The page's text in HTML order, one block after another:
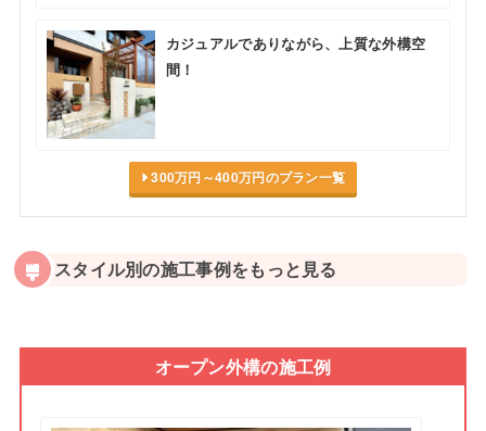
カジュアルでありながら、上質な外構空
間！
300万円～400万円のプラン一覧
スタイル別の施工事例をもっと見る
オープン外構の施工例